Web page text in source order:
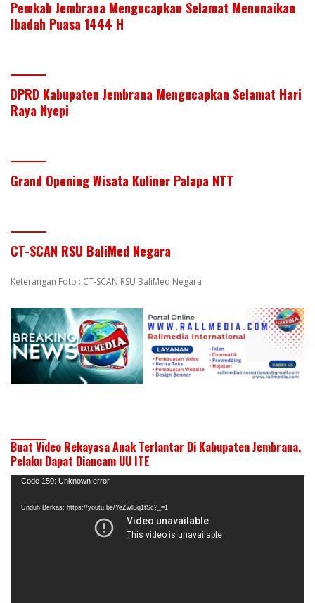
Pemkab Jembrana Mengucapkan Selamat Menunaikan
Ibadah Puasa 1444 H
DPRD Kabupaten Jembrana Mengucapkan Selamat Hari
Raya Nyepi
Grand Opening Wisata Kuliner Palapa NTT
CT-SCAN RSU BaliMed Negara
Keterangan Foto : CT-SCAN RSU BaliMed Negara
Buat Video Rekayasa Anak Terlantar Di Kabupaten Jembrana,
Pelaku Dapat Diancam UU ITE
Pemutar
Code 150: Unknown error.
Unduh Berkas: https://youtu.be/YeZwlBq1tSc?_=1